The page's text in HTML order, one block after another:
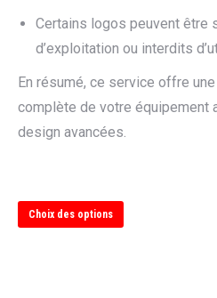
Certains logos peuvent être
d’exploitation ou interdits
En résumé, ce service offre
complète de votre équipement
design avancées.
Choix des options